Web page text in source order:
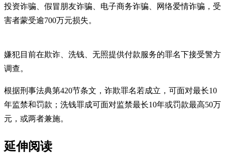
投资诈骗、假冒朋友诈骗、电子商务诈骗、网络爱情诈骗，受
害者蒙受逾700万元损失。
嫌犯目前在欺诈、洗钱、无照提供付款服务的罪名下接受警方
调查。
根据刑事法典第420节条文，诈欺罪名若成立，可面对最长10
年监禁和罚款；洗钱罪成可面对监禁最长10年或罚款最高50万
元，或两者兼施。
延伸阅读